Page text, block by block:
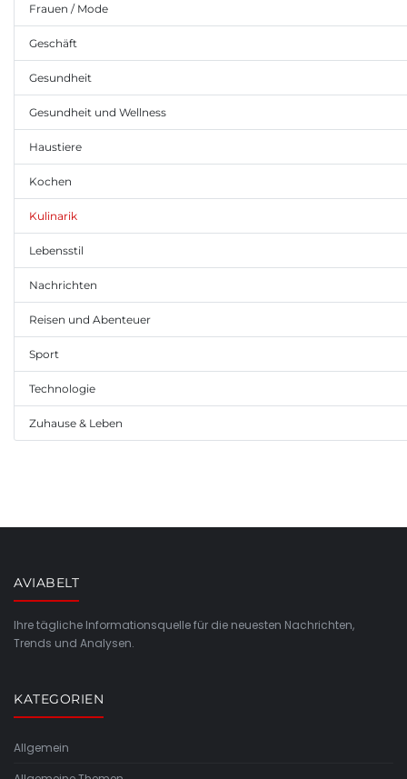
Frauen / Mode
Geschäft
Gesundheit
Gesundheit und Wellness
Haustiere
Kochen
Kulinarik
Lebensstil
Nachrichten
Reisen und Abenteuer
Sport
Technologie
Zuhause & Leben
AVIABELT
Ihre tägliche Informationsquelle für die neuesten Nachrichten,
Trends und Analysen.
KATEGORIEN
Allgemein